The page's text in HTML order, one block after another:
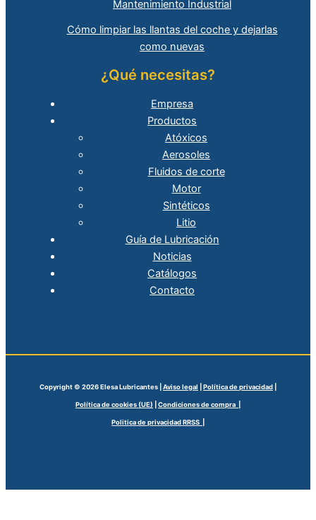
Mantenimiento Industrial
Cómo limpiar las llantas del coche y dejarlas
como nuevas
¿Qué necesitas?
Empresa
Productos
Atóxicos
Aerosoles
Fluidos de corte
Motor
Sintéticos
Litio
Guía de Lubricación
Noticias
Catálogos
Contacto
Copyright © 2026 Elesa Lubricantes | Aviso legal Política de privacidad
Política de cookies (UE) Condiciones de compra |
Politica de privacidad RRSS |